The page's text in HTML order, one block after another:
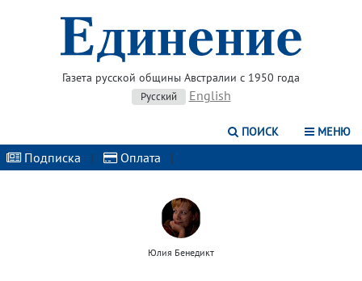
Газета русской общины Австралии с 1950 года
Русский English
ПОИСК МЕНЮ
Подписка | Оплата |
Юлия Бенедикт